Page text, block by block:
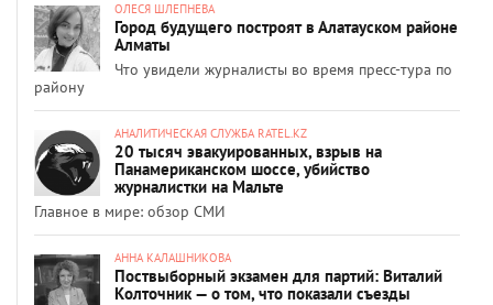
ОЛЕСЯ ШЛЕПНЕВА
Город будущего построят в Алатауском районе
Алматы
Что увидели журналисты во время пресс-тура по
району
АНАЛИТИЧЕСКАЯ СЛУЖБА RATEL.KZ
20 тысяч эвакуированных, взрыв на
Панамериканском шоссе, убийство
журналистки на Мальте
Главное в мире: обзор СМИ
АННА КАЛАШНИКОВА
Поствыборный экзамен для партий: Виталий
Колточник — о том, что показали съезды